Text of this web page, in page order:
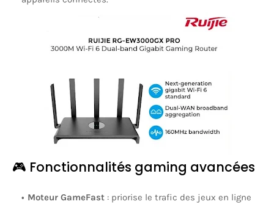
🎮 Fonctionnalités gaming avancées
Moteur GameFast : priorise le trafic des jeux en ligne